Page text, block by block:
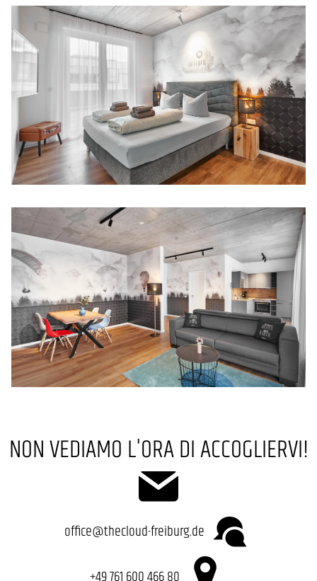
NON VEDIAMO L'ORA DI ACCOGLIERVI!
office@thecloud-freiburg.de
+49 761 600 466 80